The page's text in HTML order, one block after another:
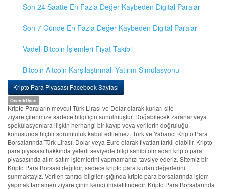
Son 24 Saatte En Fazla Değer Kaybeden Digital Paralar
Son 7 Günde En Fazla Değer Kaybeden Digital Paralar
Vadeli Bitcoin İşlemleri Fiyat Takibi
Bitcoin Altcoin Karşılaştırmalı Yatırım Simülasyonu
Kripto Para Piyasası Facebook Sayfası
Önemli Uyarı
Kripto Paraların mevcut Türk Lirası ve Dolar olarak kurları site
ziyaretçilerimize sadece bilgi için sunulmuştur. Doğabilecek zararlar veya
spekülasyonlara ilişkin herhangi bir kayıp veya verilerin doğruluğu
konusunda hiçbir sorumluluk kabul edilemez. Türk ve Yabancı Kripto Para
Borsalarında Türk Lirası, Dolar veya Euro olarak fiyatları farklı olabilir. Kripto
para piyasası hakkında yeterli seviyede bilgi sahibi olmadan kripto para
piyasasında alım satım işlemlerini yapmamanızı tavsiye ederiz. Sitemiz bir
Kripto Para Borsası değildir, sadece kripto para kurları değerlerini
sunmaktayız. Verilen tanıtıcı bilgiler ışığında kripto para borsalarında işlem
yapmak tamamen ziyaretçinin kendi inisiatifindedir. Kripto Para Borsalarında